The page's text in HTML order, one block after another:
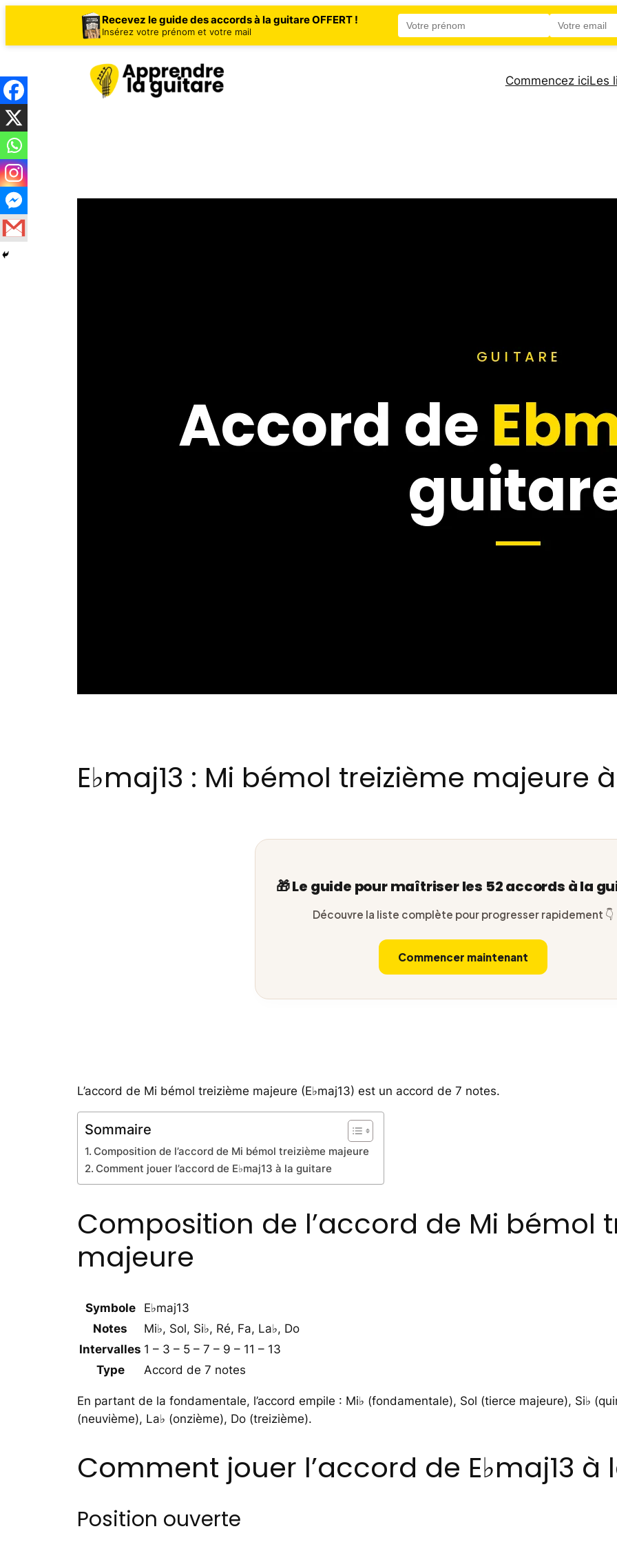
Recevez le guide des accords à la guitare OFFERT !
Insérez votre prénom et votre mail
contenu
Commencez iciLes
E♭maj13 : Mi bémol treizième majeure
🎁 Le guide pour maîtriser les 52 accords à la
Découvre la liste complète pour progresser rapidement 👇
Commencer maintenant
L’accord de Mi bémol treizième majeure (E♭maj13) est un accord de 7 notes.
Sommaire
Composition de l’accord de Mi bémol treizième majeure
Comment jouer l’accord de E♭maj13 à la guitare
Composition de l’accord de Mi bémol
majeure
Symbole
E♭maj13
Notes
Mi♭, Sol, Si♭, Ré, Fa, La♭, Do
Intervalles 1 – 3 – 5 – 7 – 9 – 11 – 13
Type
Accord de 7 notes
En partant de la fondamentale, l’accord empile : Mi♭ (fondamentale), Sol (tierce majeure), Si♭
(neuvième), La♭ (onzième), Do (treizième).
Comment jouer l’accord de E♭maj13 à
Position ouverte